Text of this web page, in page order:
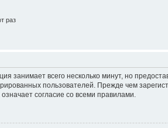
раз
занимает всего несколько минут, но
пользователей. Прежде чем
согласие со всеми правилами.